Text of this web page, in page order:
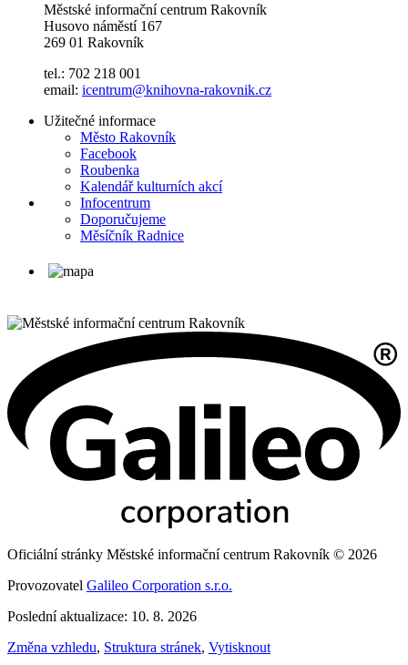
Městské informační centrum Rakovník
Husovo náměstí 167
269 01 Rakovník
tel.: 702 218 001
email: icentrum@knihovna-rakovnik.cz
Užitečné informace
Město Rakovník
Facebook
Roubenka
Kalendář kulturních akcí
Infocentrum
Doporučujeme
Měsíčník Radnice
Oficiální stránky Městské informační centrum Rakovník © 2026
Provozovatel Galileo Corporation s.r.o.
Poslední aktualizace: 10. 8. 2026
Změna vzhledu, Struktura stránek, Vytisknout